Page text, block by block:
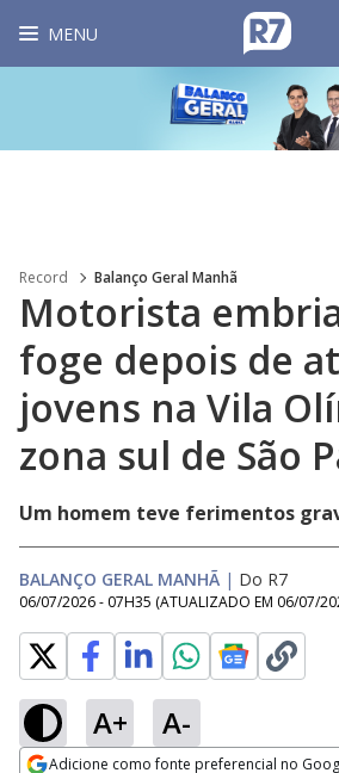
MENU
Record Balanço Geral Manhã
Motorista
foge depois de
jovens na Vila
zona sul de São
Um homem teve ferimentos
BALANÇO GERAL MANHÃ | Do R7
06/07/2026 - 07H35 (ATUALIZADO EM 06/07/
A+ A-
Adicione como fonte preferencial no
Loaded
65.73%